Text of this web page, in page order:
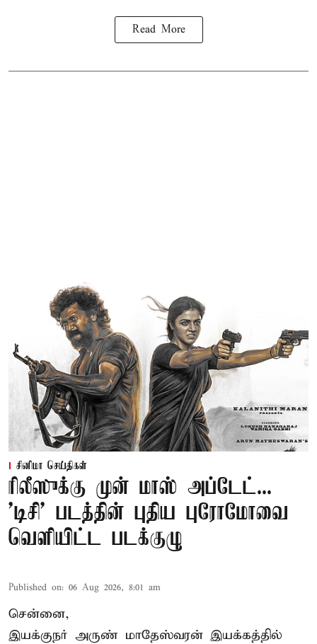
Read More
சினிமா செய்திகள்
ரிலீஸுக்கு முன் மாஸ் அப்டேட்...
'டிசி' படத்தின் புதிய புரோமோவை
வெளியிட்ட படக்குழு
Published on: 06 Aug 2026, 8:01 am
சென்னை,
இயக்குநர் அருண் மாதேஸ்வரன் இயக்கத்தில்